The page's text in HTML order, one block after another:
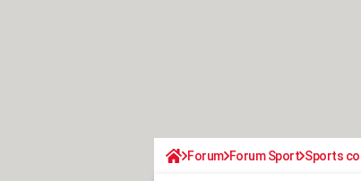
Forum Forum Sport Sports